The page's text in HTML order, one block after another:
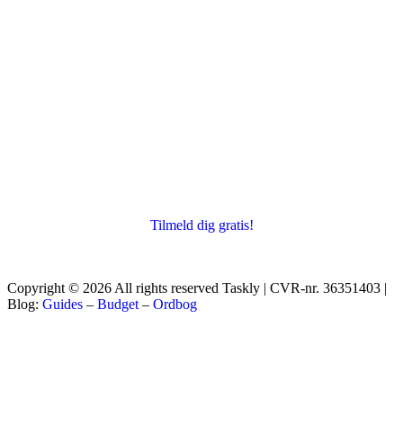
Tilmeld dig gratis!
Copyright © 2026 All rights reserved Taskly | CVR-nr. 36351403 |
Blog: Guides – Budget – Ordbog